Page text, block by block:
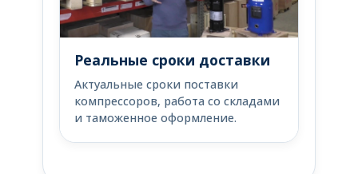
Реальные сроки доставки
Актуальные сроки поставки
компрессоров, работа со складами
и таможенное оформление.